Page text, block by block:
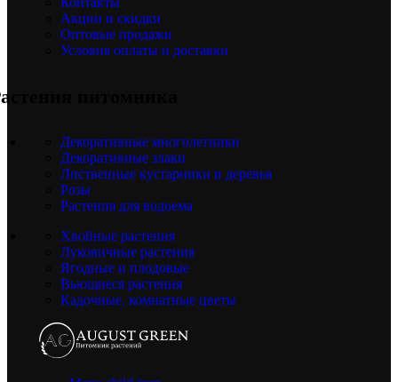
Акции и скидки
Оптовые продажи
Условия оплаты и доставки
питомника
Декоративные многолетники
Декоративные злаки
Лиственные кустарники и деревья
Розы
Растения для водоема
Хвойные растения
Луковичные растения
Ягодные и плодовые
Вьющиеся растения
Кадочные, комнатные цветы